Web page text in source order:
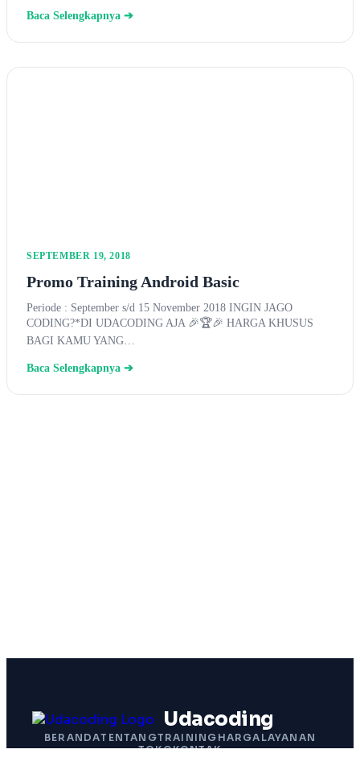
Baca Selengkapnya ➔
SEPTEMBER 19, 2018
Promo Training Android Basic
Periode : September s/d 15 November 2018 INGIN JAGO
CODING?*DI UDACODING AJA 🎉🏆🎉 HARGA KHUSUS
BAGI KAMU YANG…
Baca Selengkapnya ➔
Udacoding
BERANDATENTANGTRAINING HARGA LAYANAN
TOKOKONTAK